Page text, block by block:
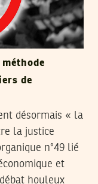
de
désormais « la
la justice
n°49 lié
et
houleux